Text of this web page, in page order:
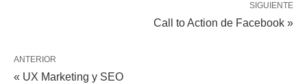
SIGUIENTE
Call to Action de Facebook »
ANTERIOR
« UX Marketing y SEO